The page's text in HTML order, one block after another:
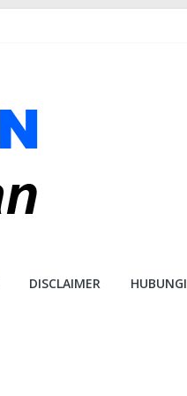
DISCLAIMER HUBUNGI